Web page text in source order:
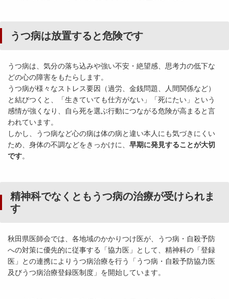
うつ病は放置すると危険です
うつ病は、気分の落ち込みや強い不安・絶望感、思考力の低下な
どの心の障害をもたらします。
うつ病が様々なストレス要因（過労、金銭問題、人間関係など）
と結びつくと、「生きていても仕方がない」「死にたい」という
感情が強くなり、自ら死を選ぶ行動につながる危険が高まると言
われています。
しかし、うつ病など心の病は体の病と違い本人にも気づきにくい
ため、身体の不調などをきっかけに、 早期に発見することが大切
です。
精神科でなくともうつ病の治療が受けられま
す
秋田県医師会では、各地域のかかりつけ医が、うつ病・自殺予防
への対策に優先的に従事する「協力医」として、精神科の「登録
医」との連携によりうつ病治療を行う「うつ病・自殺予防協力医
及びうつ病治療登録医制度」を開始しています。